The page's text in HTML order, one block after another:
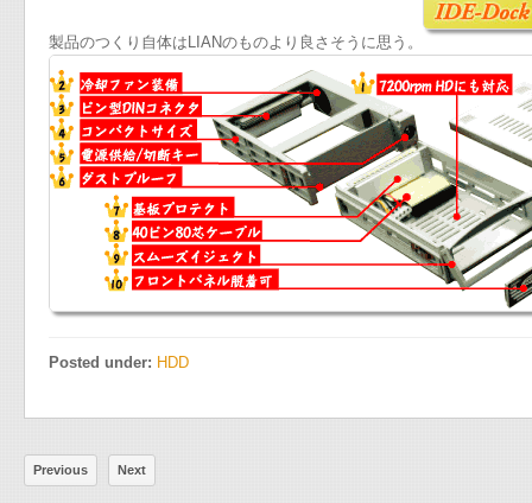
製品のつくり自体はLIANのものより良さそうに思う。
Posted under: HDD
Previous Next